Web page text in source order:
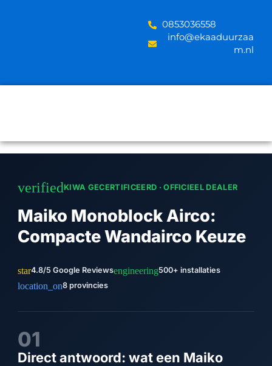
‪0853036558
info@ekaaduurzaa
m.nl
verifiedKIWA GECERTIFICEERD · OFFICIEEL DEALER
Maiko Monoblock Airco:
Compacte Wandairco Keuze
star4.8/5 Google Reviewsengineering500+ installaties
location_on8 provincies
01
Direct antwoord: wat een Maiko